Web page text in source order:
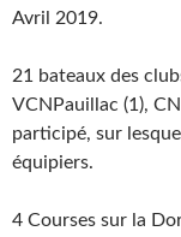
Avril 2019.
21 bateaux des
VCNPauillac (1),
participé, sur
équipiers.
4 Courses sur la